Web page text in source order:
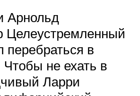
Арнольд
Целеустремленный
в
не ехать в
Ларри